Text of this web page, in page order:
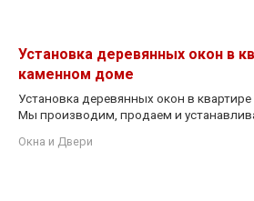
Установка деревянных окон в
каменном доме
Установка деревянных окон в
Мы производим, продаем и
Окна и Двери